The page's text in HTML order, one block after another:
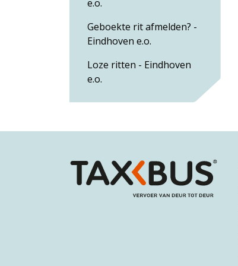
e.o.
Geboekte rit afmelden? -
Eindhoven e.o.
Loze ritten - Eindhoven
e.o.